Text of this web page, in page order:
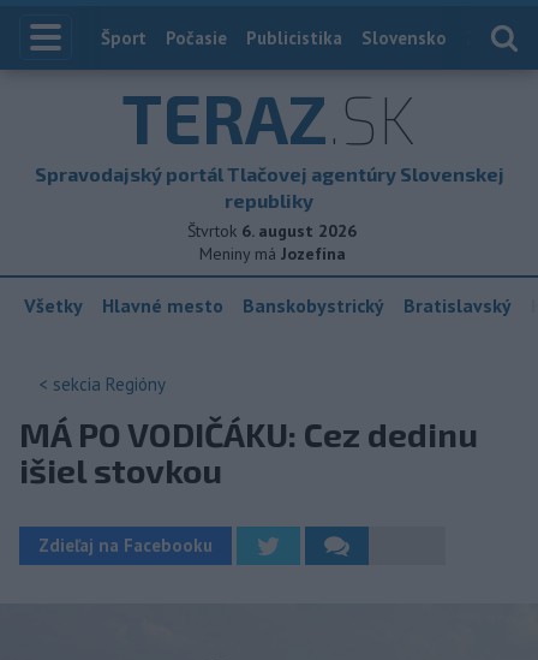
Index
Šport Počasie Publicistika Slovensko
TERAZ.SK
Spravodajský portál Tlačovej agentúry Slovenskej
republiky
Štvrtok 6. august 2026
Meniny má Jozefína
Všetky Hlavné mesto Banskobystrický Bratislavský
< sekcia Regióny
MÁ PO VODIČÁKU: Cez dedinu
išiel stovkou
Zdieľaj na Facebooku